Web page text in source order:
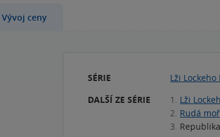
Vývoj ceny
SÉRIE Lži Lockeho
DALŠÍ ZE SÉRIE
1. Lži
2. Rudá
3.